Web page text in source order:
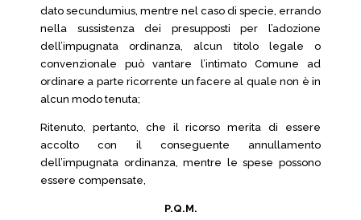
dato secundumius, mentre nel caso di specie, errando
nella sussistenza dei presupposti per l’adozione
dell’impugnata ordinanza, alcun titolo legale o
convenzionale può vantare l’intimato Comune ad
ordinare a parte ricorrente un facere al quale non è in
alcun modo tenuta;
Ritenuto, pertanto, che il ricorso merita di essere
accolto con il conseguente annullamento
dell’impugnata ordinanza, mentre le spese possono
essere compensate,
P.Q.M.